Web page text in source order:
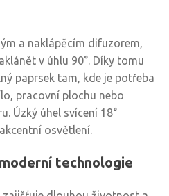
a naklápěcím difuzorem,
v úhlu 90°. Díky tomu
paprsek tam, kde je potřeba
pracovní plochu nebo
Úzký úhel svícení 18°
osvětlení.
technologie